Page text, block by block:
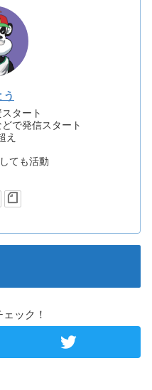
う
タート
で発信スタート
え
ても活動
ック！